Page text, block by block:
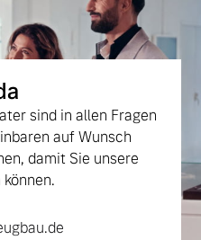
sind in allen Fragen
auf Wunsch
damit Sie unsere